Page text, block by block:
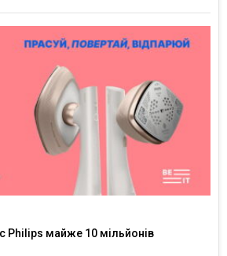
Philips майже 10 мільйонів